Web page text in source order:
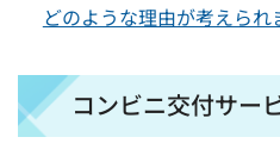
どのような理由が考えられ
コンビニ交付サー